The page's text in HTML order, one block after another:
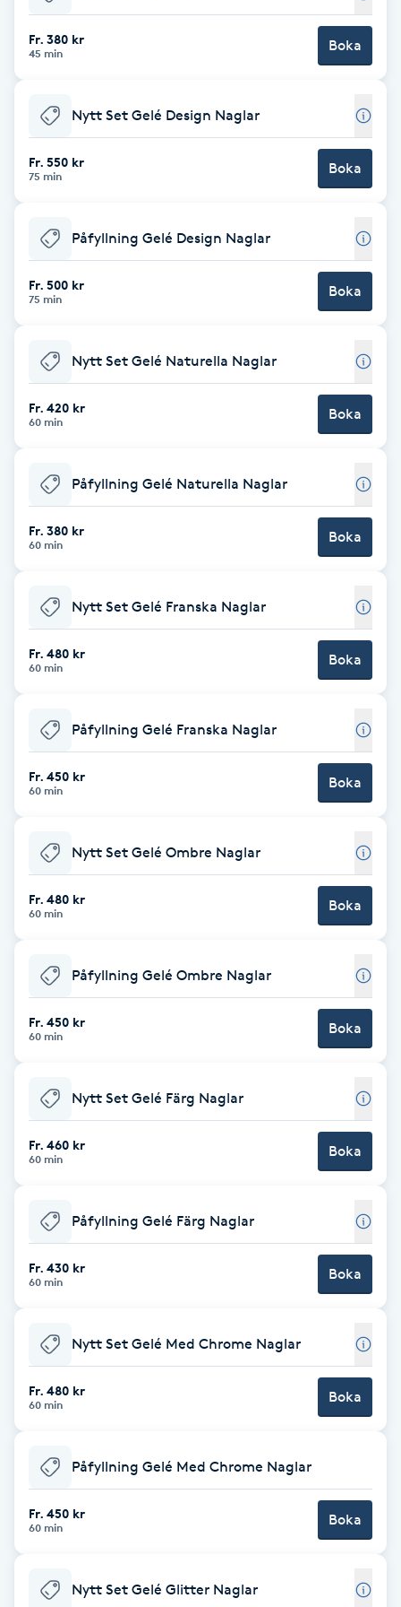
Babylights
Balayage
Barber
Barnklippning
BIAB
Blowout
Bottenfärg
Brynfärgning
Brynplockning
Celluliter
Color correction
Cryoterapi
Damklippning
Diamantslipning
Extensions
Extensions borttagning
Face framing
Fettreducering
Fibromassage
Fillers
Fr. 380 kr
45 min Boka
Nytt Set Gelé Design Naglar
Fr. 550 kr
75 min Boka
Påfyllning Gelé Design Naglar
Fr. 500 kr
75 min Boka
Nytt Set Gelé Naturella Naglar
Fr. 420 kr
60 min Boka
Påfyllning Gelé Naturella Naglar
Fr. 380 kr
60 min Boka
Nytt Set Gelé Franska Naglar
Fr. 480 kr
60 min Boka
Påfyllning Gelé Franska Naglar
Fr. 450 kr
60 min Boka
Nytt Set Gelé Ombre Naglar
Fr. 480 kr
60 min Boka
Påfyllning Gelé Ombre Naglar
Fr. 450 kr
60 min Boka
Nytt Set Gelé Färg Naglar
Fr. 460 kr
60 min Boka
Påfyllning Gelé Färg Naglar
Fr. 430 kr
60 min Boka
Nytt Set Gelé Med Chrome Naglar
Fr. 480 kr
60 min Boka
Påfyllning Gelé Med Chrome Naglar
Fr. 450 kr
60 min Boka
Nytt Set Gelé Glitter Naglar